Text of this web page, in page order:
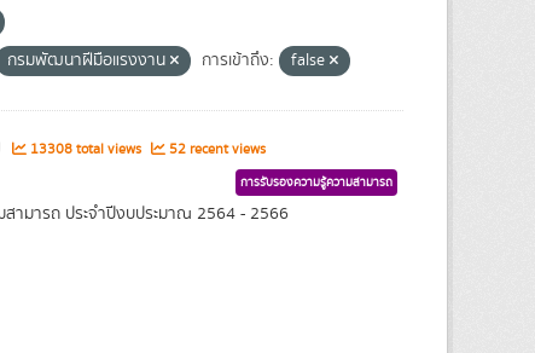
กรมพัฒนาฝีมือแรงงาน การเข้าถึง: false
13308 total views 52 recent views
การรับรองความรู้ความสามารถ
ามารถ ประจำปีงบประมาณ 2564 - 2566